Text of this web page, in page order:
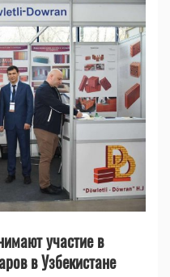
участие в
в Узбекистане